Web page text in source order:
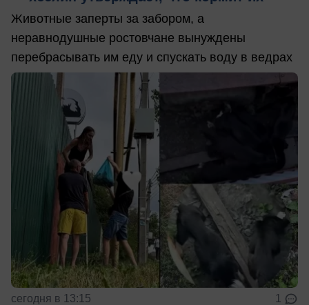
Животные заперты за забором, а
неравнодушные ростовчане вынуждены
перебрасывать им еду и спускать воду в ведрах
сегодня в 13:15 1